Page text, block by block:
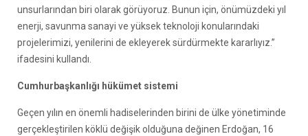
unsurlarından biri olarak görüyoruz. Bunun için, önümüzdeki yıl
enerji, savunma sanayi ve yüksek teknoloji konularındaki
projelerimizi, yenilerini de ekleyerek sürdürmekte kararlıyız.”
ifadesini kullandı.
Cumhurbaşkanlığı hükümet sistemi
Geçen yılın en önemli hadiselerinden birini de ülke yönetiminde
gerçekleştirilen köklü değişik olduğuna değinen Erdoğan, 16